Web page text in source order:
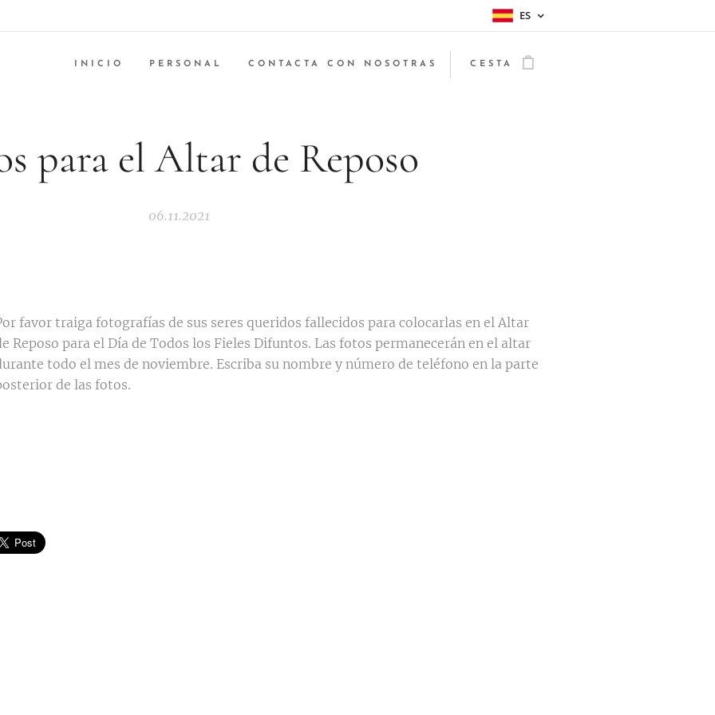
ES
INICIO PERSONAL CONTACTA CON NOSOTRAS CESTA
para el Altar de Reposo
06.11.2021
favor traiga fotografías de sus seres queridos fallecidos para colocarlas en el Altar
Reposo para el Día de Todos los Fieles Difuntos. Las fotos permanecerán en el altar
todo el mes de noviembre. Escriba su nombre y número de teléfono en la parte
de las fotos.